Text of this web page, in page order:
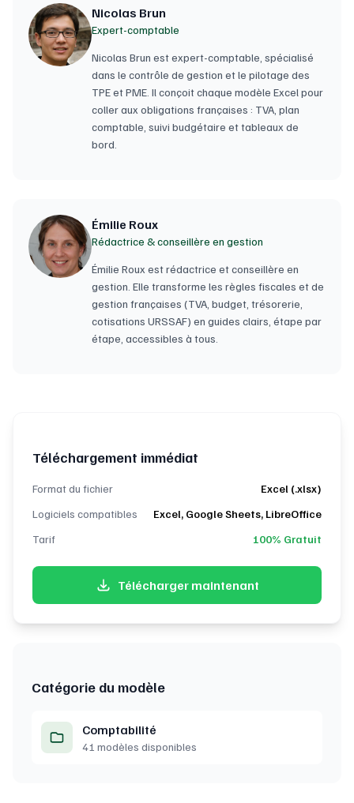
Nicolas Brun
Expert-comptable
Nicolas Brun est expert-comptable, spécialisé
dans le contrôle de gestion et le pilotage des
TPE et PME. Il conçoit chaque modèle Excel pour
coller aux obligations françaises : TVA, plan
comptable, suivi budgétaire et tableaux de
bord.
Émilie Roux
Rédactrice & conseillère en gestion
Émilie Roux est rédactrice et conseillère en
gestion. Elle transforme les règles fiscales et de
gestion françaises (TVA, budget, trésorerie,
cotisations URSSAF) en guides clairs, étape par
étape, accessibles à tous.
Téléchargement immédiat
Format du fichier
Excel (.xlsx)
Logiciels compatibles
Excel, Google Sheets, LibreOffice
Tarif
100% Gratuit
Télécharger maintenant
Catégorie du modèle
Comptabilité
41 modèles disponibles